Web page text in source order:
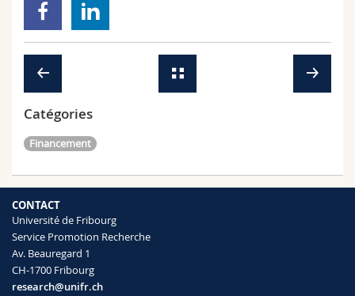
Catégories
Financement
CONTACT
Université de Fribourg
Service Promotion Recherche
Av. Beauregard 1
CH-1700 Fribourg
research@unifr.ch